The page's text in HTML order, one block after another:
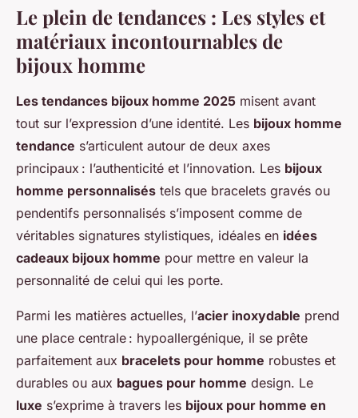
Le plein de tendances : Les styles et
matériaux incontournables de
bijoux homme
Les tendances bijoux homme 2025 misent avant
tout sur l’expression d’une identité. Les bijoux homme
tendance s’articulent autour de deux axes
principaux : l’authenticité et l’innovation. Les bijoux
homme personnalisés tels que bracelets gravés ou
pendentifs personnalisés s’imposent comme de
véritables signatures stylistiques, idéales en idées
cadeaux bijoux homme pour mettre en valeur la
personnalité de celui qui les porte.
Parmi les matières actuelles, l’acier inoxydable prend
une place centrale : hypoallergénique, il se prête
parfaitement aux bracelets pour homme robustes et
durables ou aux bagues pour homme design. Le
luxe s’exprime à travers les bijoux pour homme en